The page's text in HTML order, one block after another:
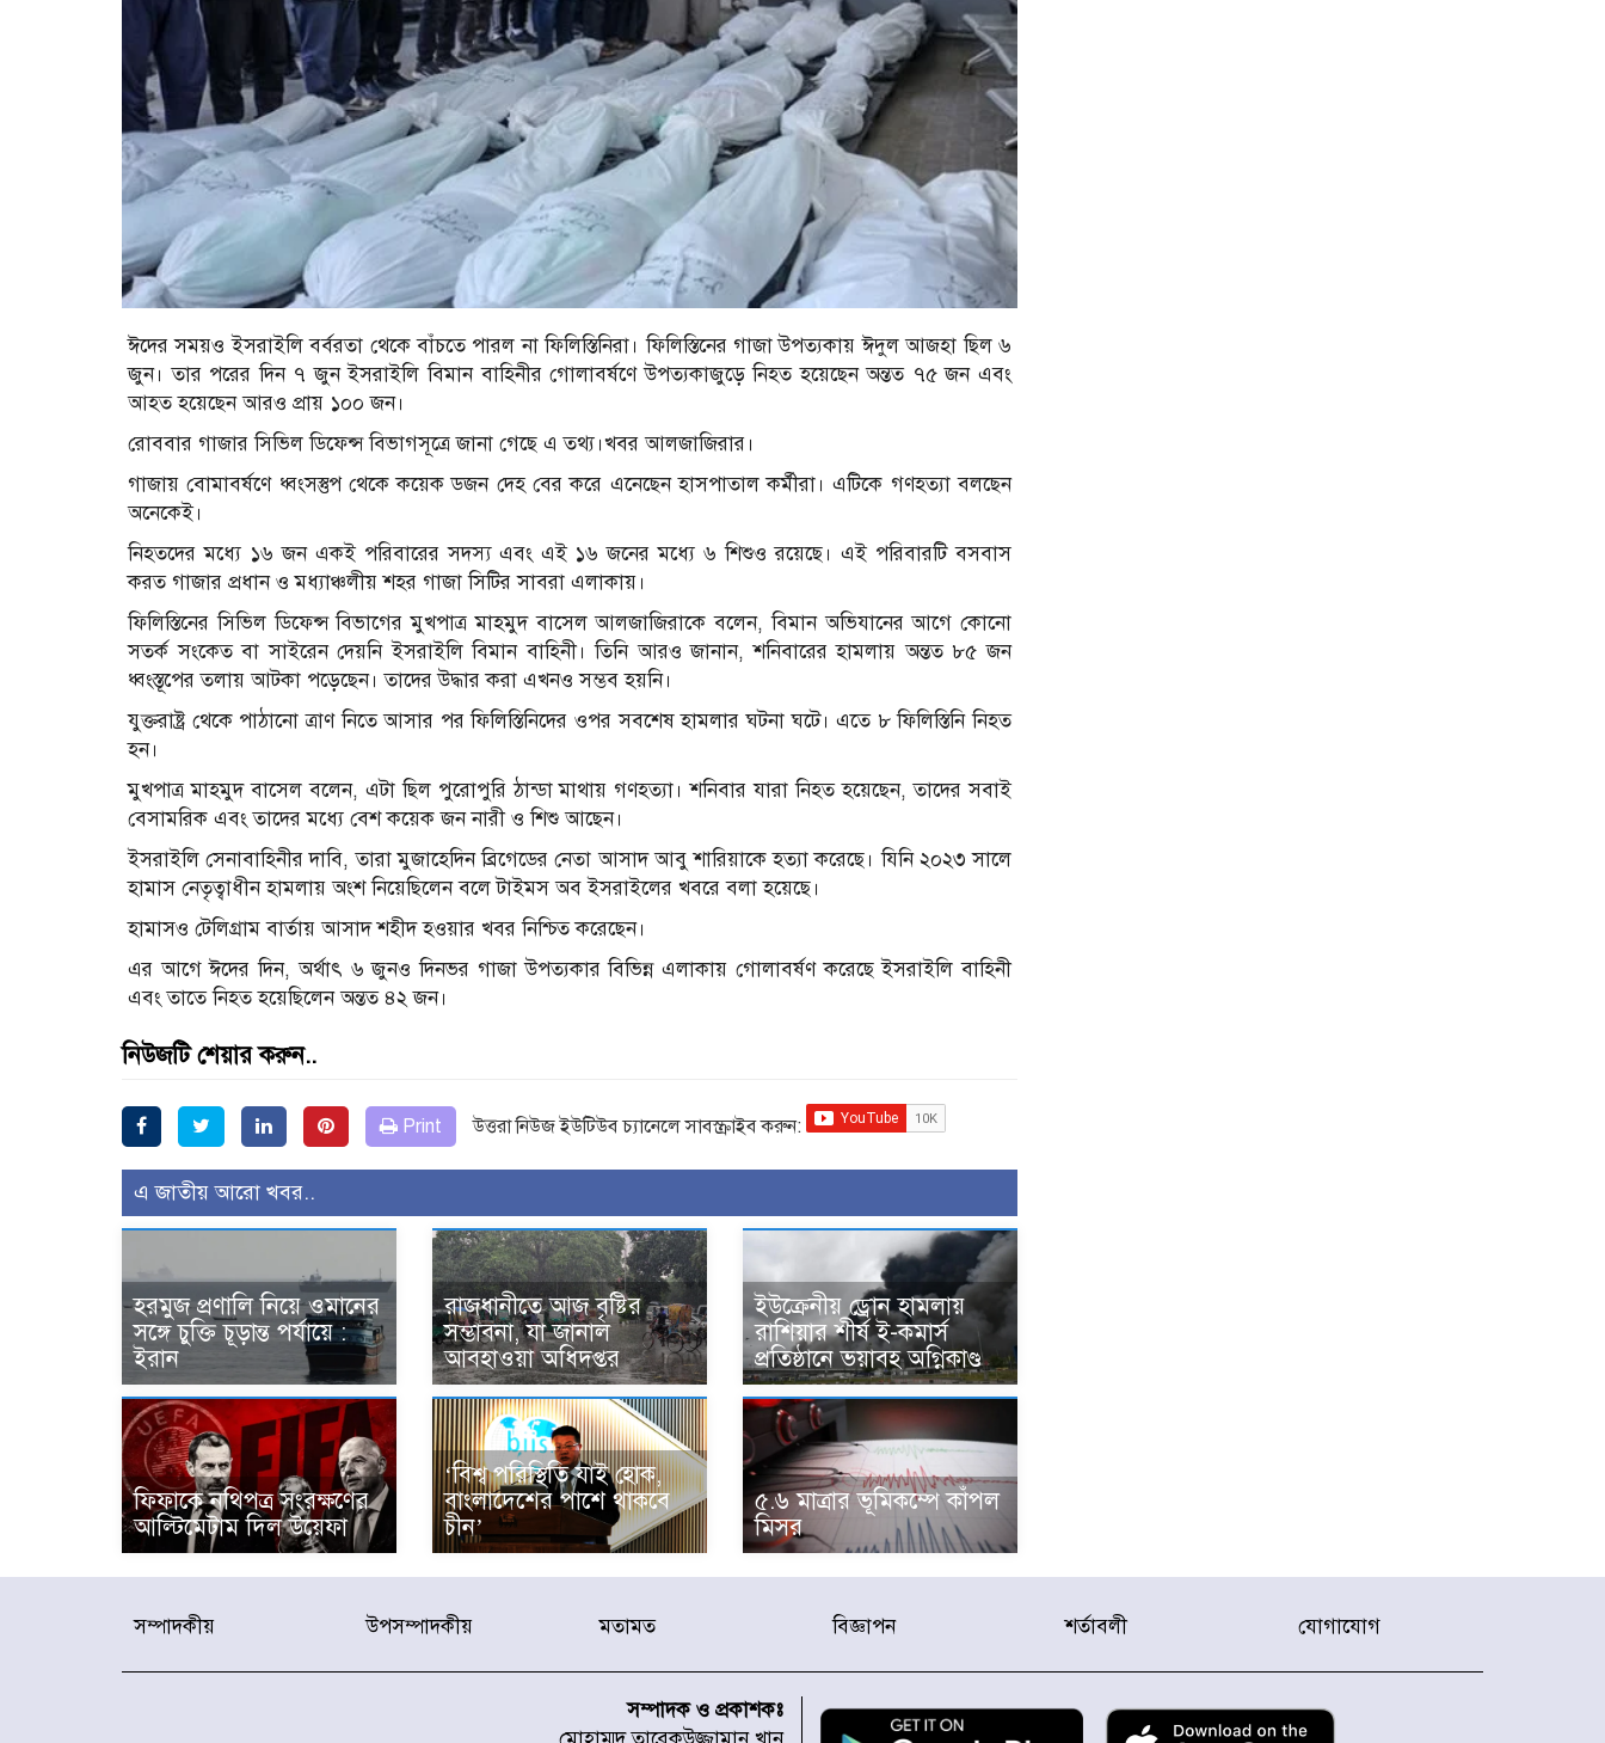
ঈদের সময়ও ইসরাইলি বর্বরতা থেকে বাঁচতে পারল না ফিলিস্তিনিরা। ফিলিস্তিনের গাজা উপত্যকায় ঈদুল আজহা ছিল ৬
জুন। তার পরের দিন ৭ জুন ইসরাইলি বিমান বাহিনীর গোলাবর্ষণে উপত্যকাজুড়ে নিহত হয়েছেন অন্তত ৭৫ জন এবং
আহত হয়েছেন আরও প্রায় ১০০ জন।
রোববার গাজার সিভিল ডিফেন্স বিভাগসূত্রে জানা গেছে এ তথ্য।খবর আলজাজিরার।
গাজায় বোমাবর্ষণে ধ্বংসস্তুপ থেকে কয়েক ডজন দেহ বের করে এনেছেন হাসপাতাল কর্মীরা। এটিকে গণহত্যা বলছেন
অনেকেই।
নিহতদের মধ্যে ১৬ জন একই পরিবারের সদস্য এবং এই ১৬ জনের মধ্যে ৬ শিশুও রয়েছে। এই পরিবারটি বসবাস
করত গাজার প্রধান ও মধ্যাঞ্চলীয় শহর গাজা সিটির সাবরা এলাকায়।
ফিলিস্তিনের সিভিল ডিফেন্স বিভাগের মুখপাত্র মাহমুদ বাসেল আলজাজিরাকে বলেন, বিমান অভিযানের আগে কোনো
সতর্ক সংকেত বা সাইরেন দেয়নি ইসরাইলি বিমান বাহিনী। তিনি আরও জানান, শনিবারের হামলায় অন্তত ৮৫ জন
ধ্বংস্তূপের তলায় আটকা পড়েছেন। তাদের উদ্ধার করা এখনও সম্ভব হয়নি।
যুক্তরাষ্ট্র থেকে পাঠানো ত্রাণ নিতে আসার পর ফিলিস্তিনিদের ওপর সবশেষ হামলার ঘটনা ঘটে। এতে ৮ ফিলিস্তিনি নিহত
হন।
মুখপাত্র মাহমুদ বাসেল বলেন, এটা ছিল পুরোপুরি ঠান্ডা মাথায় গণহত্যা। শনিবার যারা নিহত হয়েছেন, তাদের সবাই
বেসামরিক এবং তাদের মধ্যে বেশ কয়েক জন নারী ও শিশু আছেন।
ইসরাইলি সেনাবাহিনীর দাবি, তারা মুজাহেদিন ব্রিগেডের নেতা আসাদ আবু শারিয়াকে হত্যা করেছে। যিনি ২০২৩ সালে
হামাস নেতৃত্বাধীন হামলায় অংশ নিয়েছিলেন বলে টাইমস অব ইসরাইলের খবরে বলা হয়েছে।
হামাসও টেলিগ্রাম বার্তায় আসাদ শহীদ হওয়ার খবর নিশ্চিত করেছেন।
এর আগে ঈদের দিন, অর্থাৎ ৬ জুনও দিনভর গাজা উপত্যকার বিভিন্ন এলাকায় গোলাবর্ষণ করেছে ইসরাইলি বাহিনী
এবং তাতে নিহত হয়েছিলেন অন্তত ৪২ জন।
নিউজটি শেয়ার করুন..
Print উত্তরা নিউজ ইউটিউব চ্যানেলে সাবস্ক্রাইব করুন:
এ জাতীয় আরো খবর..
হরমুজ প্রণালি নিয়ে ওমানের
সঙ্গে চুক্তি চূড়ান্ত পর্যায়ে :
ইরান
রাজধানীতে আজ বৃষ্টির
সম্ভাবনা, যা জানাল
আবহাওয়া অধিদপ্তর
ইউক্রেনীয় ড্রোন হামলায়
রাশিয়ার শীর্ষ ই-কমার্স
প্রতিষ্ঠানে ভয়াবহ অগ্নিকাণ্ড
ফিফাকে নথিপত্র সংরক্ষণের
আল্টিমেটাম দিল উয়েফা
‘বিশ্ব পরিস্থিতি যাই হোক,
বাংলাদেশের পাশে থাকবে
চীন’
৫.৬ মাত্রার ভূমিকম্পে কাঁপল
মিসর
সম্পাদকীয় উপসম্পাদকীয় মতামত বিজ্ঞাপন শর্তাবলী যোগাযোগ
সম্পাদক ও প্রকাশকঃ